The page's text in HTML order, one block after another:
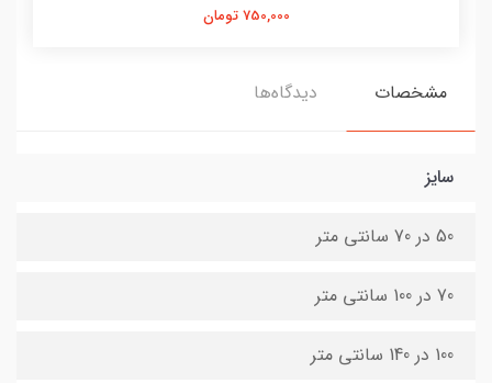
750,000 تومان
مشخصات دیدگاه‌ها
سایز
50 در 70 سانتی متر
70 در 100 سانتی متر
100 در 140 سانتی متر